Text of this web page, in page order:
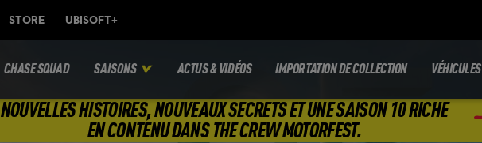
NOUVELLES HISTOIRES, NOUVEAUX SECRETS ET UNE SAISON 10 RICHE
EN CONTENU DANS THE CREW MOTORFEST.
CHASE SQUAD SAISONS ACTUS & VIDÉOS IMPORTATION DE COLLECTION VÉHICULES